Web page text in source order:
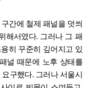
간에 철제 패널을 덧씌
해서였다. 그러나 그 패
히 꾸준히 깊어지고 있
패널 때문에 노후 상태를
요구했다. 그러나 서울시